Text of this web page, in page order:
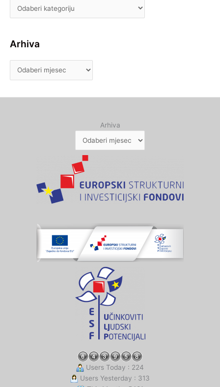
Arhiva
Arhiva
Users Today : 224
Users Yesterday : 313